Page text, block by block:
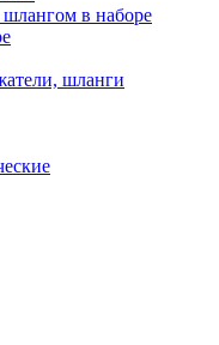
в наборе
шланги